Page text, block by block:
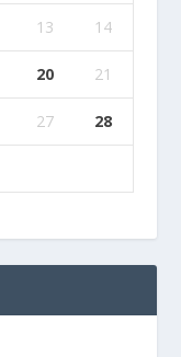
13 14
20 21
27 28